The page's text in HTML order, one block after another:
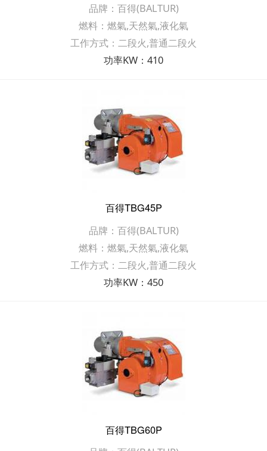
品牌：百得(BALTUR)
燃料：燃氣,天然氣,液化氣
工作方式：二段火,普通二段火
功率KW：410
百得TBG45P
品牌：百得(BALTUR)
燃料：燃氣,天然氣,液化氣
工作方式：二段火,普通二段火
功率KW：450
百得TBG60P